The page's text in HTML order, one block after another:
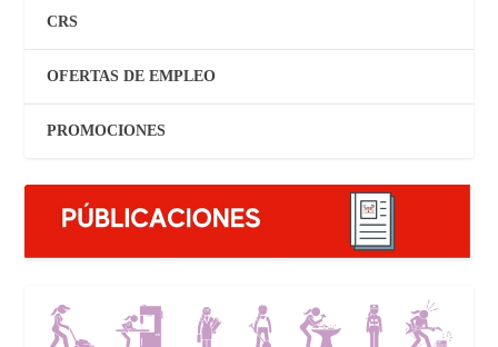
CRS
OFERTAS DE EMPLEO
PROMOCIONES